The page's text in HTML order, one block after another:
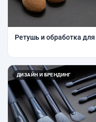
Ретушь и обработка
ДИЗАЙН И БРЕНДИНГ